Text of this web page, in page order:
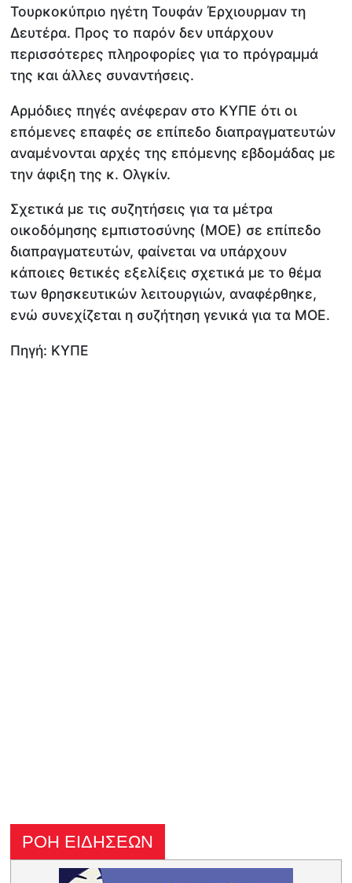
Τουρκοκύπριο ηγέτη Τουφάν Έρχιουρμαν τη
Δευτέρα. Προς το παρόν δεν υπάρχουν
περισσότερες πληροφορίες για το πρόγραμμά
της και άλλες συναντήσεις.
Αρμόδιες πηγές ανέφεραν στο ΚΥΠΕ ότι οι
επόμενες επαφές σε επίπεδο διαπραγματευτών
αναμένονται αρχές της επόμενης εβδομάδας με
την άφιξη της κ. Ολγκίν.
Σχετικά με τις συζητήσεις για τα μέτρα
οικοδόμησης εμπιστοσύνης (ΜΟΕ) σε επίπεδο
διαπραγματευτών, φαίνεται να υπάρχουν
κάποιες θετικές εξελίξεις σχετικά με το θέμα
των θρησκευτικών λειτουργιών, αναφέρθηκε,
ενώ συνεχίζεται η συζήτηση γενικά για τα ΜΟΕ.
Πηγή: ΚΥΠΕ
ΡΟΗ ΕΙΔΗΣΕΩΝ